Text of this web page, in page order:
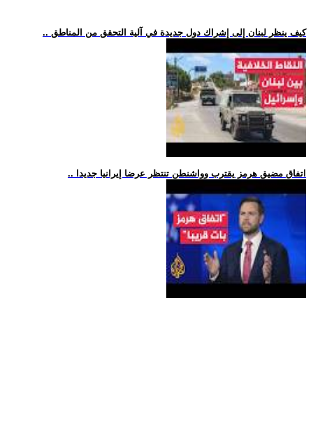
.. كيف ينظر لبنان إلى إشراك دول جديدة في آلية التحقق من المناطق
.. اتفاق مضيق هرمز يقترب وواشنطن تنتظر عرضا إيرانيا جديدا